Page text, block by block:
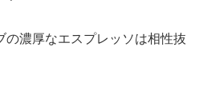
の濃厚なエスプレッソは相性抜